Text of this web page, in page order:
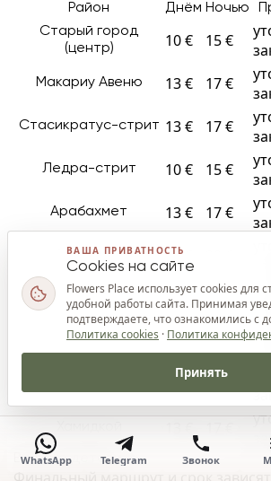
Район Днём Ночью
Старый город
(центр)
10 € 15 €
Макариу Авеню 13 € 17 €
Стаcикратус-стрит 13 € 17 €
Ледра-стрит 10 € 15 €
Арабахмет 13 € 17 €
Агландзия 15 €
Лакатамия 20 € 25 €
Латсия 23 € 27 €
18 €
Важные детали
WhatsApp Telegram Звонок
ВАША ПРИВАТНОСТЬ
Cookies на сайте
Flowers Place использует cookies для
удобной работы сайта. Принимая
подтверждаете, что ознакомились с
Политика cookies · Политика
Принять